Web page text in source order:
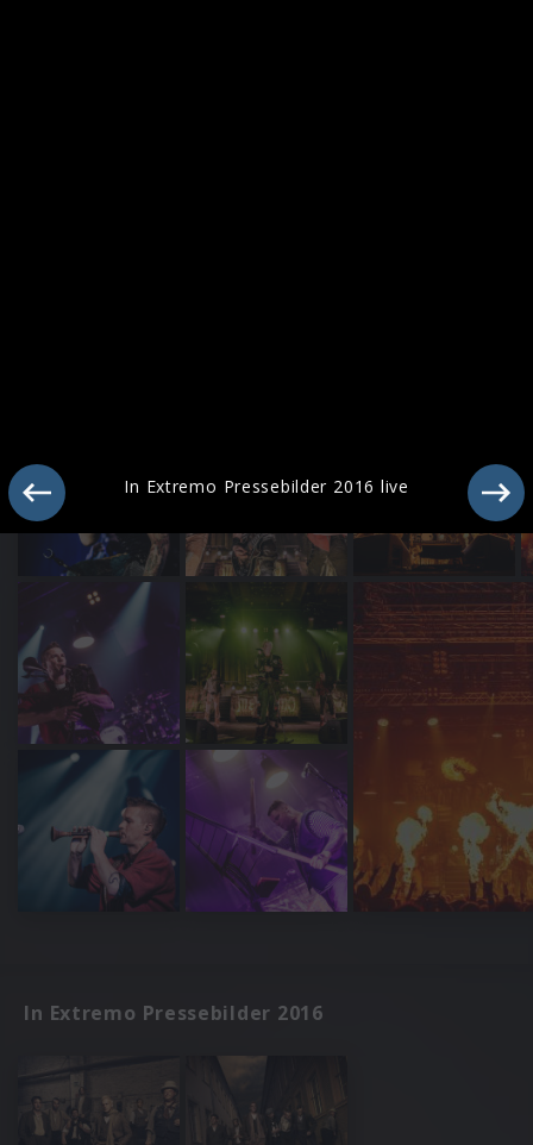
In Extremo Pressebilder 2016
In Extremo Pressebilder 2016 live